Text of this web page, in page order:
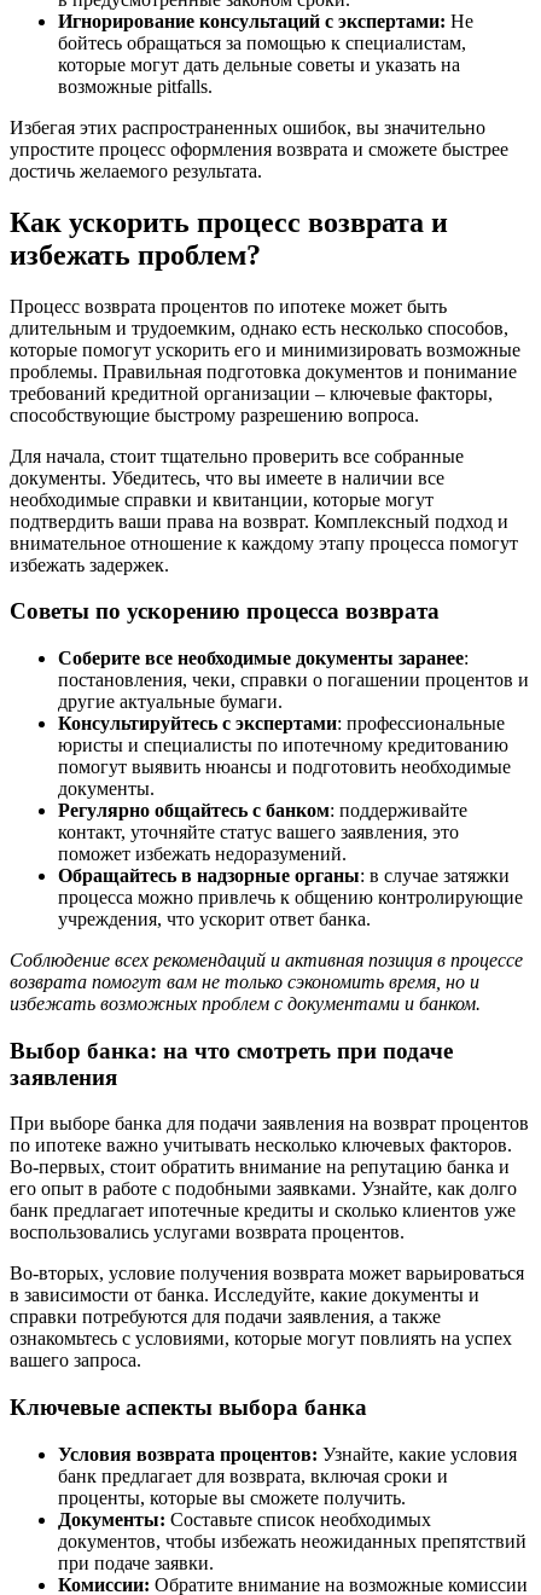
Игнорирование консультаций с экспертами: Не
бойтесь обращаться за помощью к специалистам,
которые могут дать дельные советы и указать на
возможные pitfalls.
Избегая этих распространенных ошибок, вы значительно
упростите процесс оформления возврата и сможете быстрее
достичь желаемого результата.
Как ускорить процесс возврата и
избежать проблем?
Процесс возврата процентов по ипотеке может быть
длительным и трудоемким, однако есть несколько способов,
которые помогут ускорить его и минимизировать возможные
проблемы. Правильная подготовка документов и понимание
требований кредитной организации – ключевые факторы,
способствующие быстрому разрешению вопроса.
Для начала, стоит тщательно проверить все собранные
документы. Убедитесь, что вы имеете в наличии все
необходимые справки и квитанции, которые могут
подтвердить ваши права на возврат. Комплексный подход и
внимательное отношение к каждому этапу процесса помогут
избежать задержек.
Советы по ускорению процесса возврата
Соберите все необходимые документы заранее:
постановления, чеки, справки о погашении процентов и
другие актуальные бумаги.
Консультируйтесь с экспертами: профессиональные
юристы и специалисты по ипотечному кредитованию
помогут выявить нюансы и подготовить необходимые
документы.
Регулярно общайтесь с банком: поддерживайте
контакт, уточняйте статус вашего заявления, это
поможет избежать недоразумений.
Обращайтесь в надзорные органы: в случае затяжки
процесса можно привлечь к общению контролирующие
учреждения, что ускорит ответ банка.
Соблюдение всех рекомендаций и активная позиция в процессе
возврата помогут вам не только сэкономить время, но и
избежать возможных проблем с документами и банком.
Выбор банка: на что смотреть при подаче
заявления
При выборе банка для подачи заявления на возврат процентов
по ипотеке важно учитывать несколько ключевых факторов.
Во-первых, стоит обратить внимание на репутацию банка и
его опыт в работе с подобными заявками. Узнайте, как долго
банк предлагает ипотечные кредиты и сколько клиентов уже
воспользовались услугами возврата процентов.
Во-вторых, условие получения возврата может варьироваться
в зависимости от банка. Исследуйте, какие документы и
справки потребуются для подачи заявления, а также
ознакомьтесь с условиями, которые могут повлиять на успех
вашего запроса.
Ключевые аспекты выбора банка
Условия возврата процентов: Узнайте, какие условия
банк предлагает для возврата, включая сроки и
проценты, которые вы сможете получить.
Документы: Составьте список необходимых
документов, чтобы избежать неожиданных препятствий
при подаче заявки.
Комиссии: Обратите внимание на возможные комиссии